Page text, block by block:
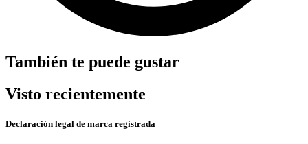
También te puede gustar
Visto recientemente
Declaración legal de marca registrada